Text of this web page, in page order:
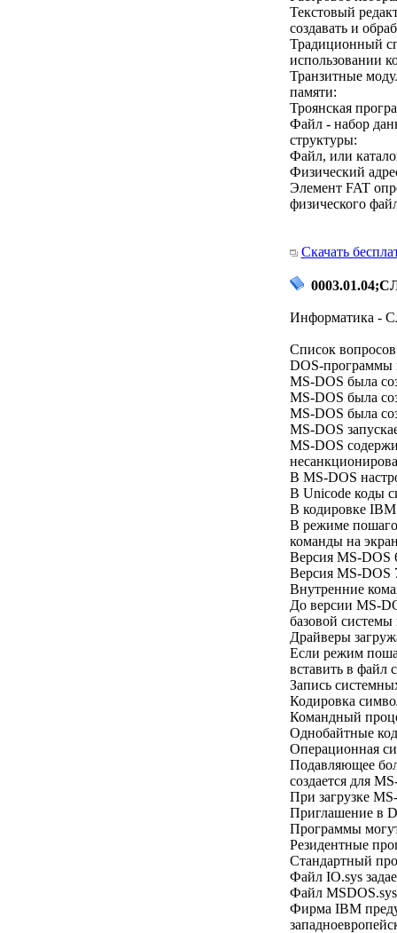
Текстовый
создавать и
Традиционный
использовании
Транзитные
памяти:
Троянская
Файл - набор
структуры:
Файл, или
Физический
Элемент FAT
физического
Скачать
Информатика -
Список вопросов
DOS-программы
MS-DOS была
MS-DOS была
MS-DOS была
MS-DOS
MS-DOS
В MS-DOS
В Unicode коды
В кодировке
В режиме
команды на
Версия MS-DOS
Версия MS-DOS
Внутренние
До версии MS-
базовой
Драйверы
Если режим
вставить в файл
Запись
Кодировка
Командный
Однобайтные
Операционная
Подавляющее
создается для
При загрузке
Приглашение в
Программы
Резидентные
Стандартный
Файл IO.sys
Файл
Фирма IBM